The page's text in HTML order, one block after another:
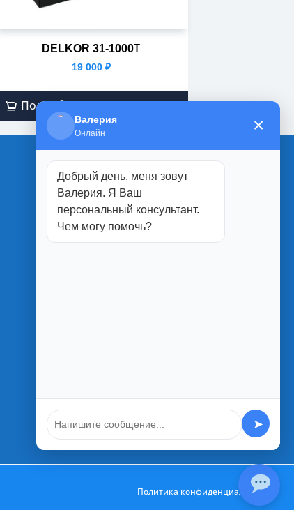
DELKOR 31-1000Т
19 000 ₽
Подробнее
Магазины:
г. Белгород
ул. Студенческая, 1П
Политика конфиденциальности
Валерия
Онлайн ×
Добрый день, меня зовут
Валерия. Я Ваш
персональный консультант.
Чем могу помочь?
➤